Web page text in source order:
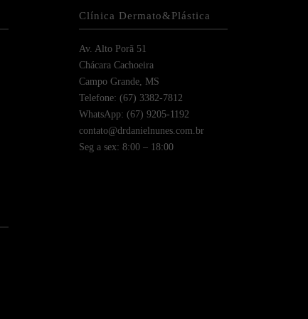
Clínica Dermato&Plástica
Av. Alto Porã 51
Chácara Cachoeira
Campo Grande, MS
Telefone: (67) 3382-7812
WhatsApp: (67) 9205-1192
contato@drdanielnunes.com.br
Seg a sex: 8:00 – 18:00